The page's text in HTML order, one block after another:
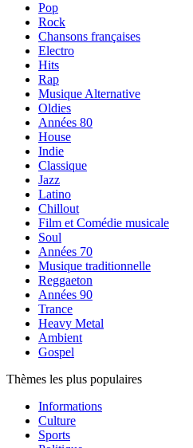
Pop
Rock
Chansons françaises
Electro
Hits
Rap
Musique Alternative
Oldies
Années 80
House
Indie
Classique
Jazz
Latino
Chillout
Film et Comédie musicale
Soul
Années 70
Musique traditionnelle
Reggaeton
Années 90
Trance
Heavy Metal
Ambient
Gospel
Thèmes les plus populaires
Informations
Culture
Sports